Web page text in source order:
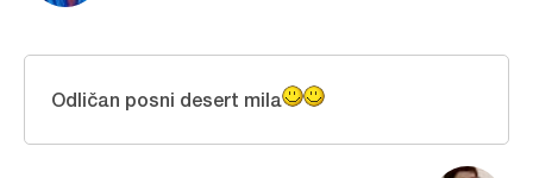
Odličan posni desert mila